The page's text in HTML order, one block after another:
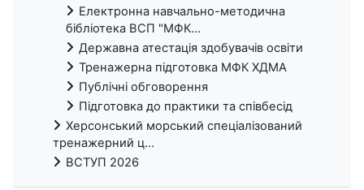
Електронна навчально-методична
бібліотека ВСП "МФК...
Державна атестація здобувачів освіти
Тренажерна підготовка МФК ХДМА
Публічні обговорення
Підготовка до практики та співбесід
Херсонський морський спеціалізований
тренажерний ц...
ВСТУП 2026